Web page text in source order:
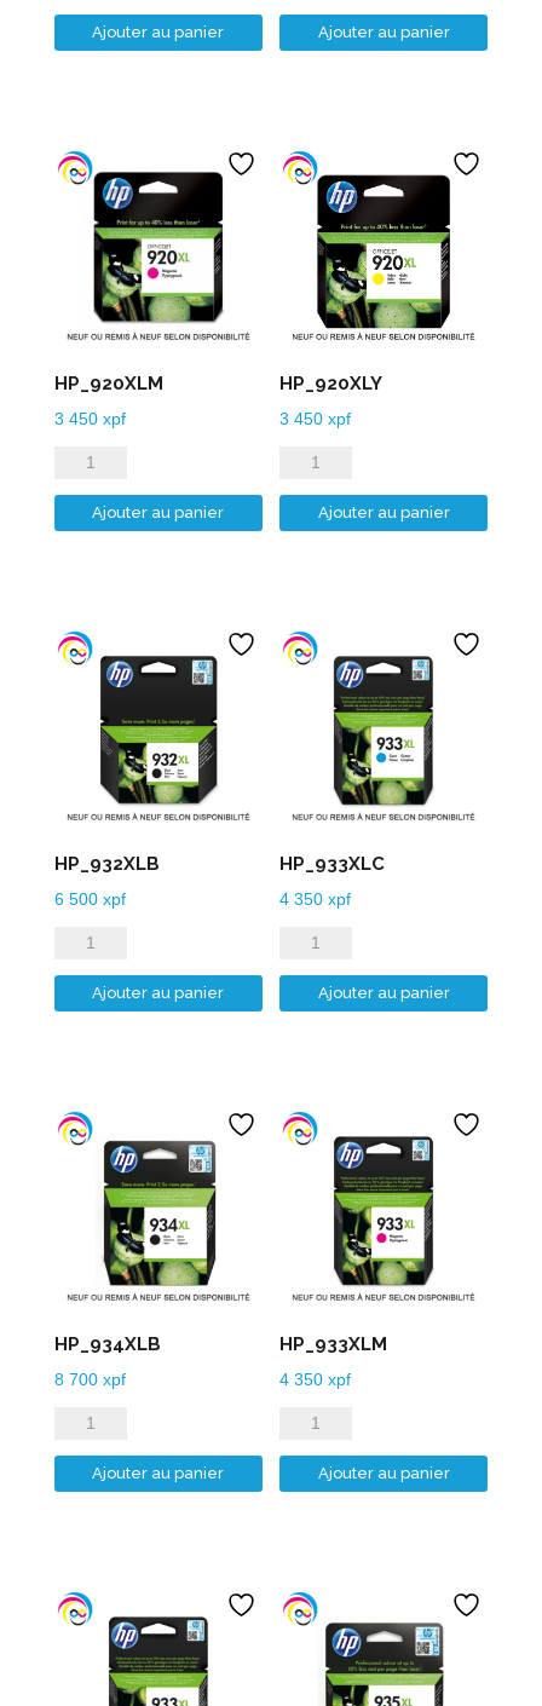
de
HP_920XLB
Ajouter au panier
de
HP_920XLC
Ajouter au panier
HP_920XLM
3 450 xpf
quantité
de
HP_920XLM
Ajouter au panier
HP_920XLY
3 450xpf
quantité
de
HP_920XLY
Ajouter au panier
HP_932XLB
6 500 xpf
quantité
de
HP_932XLB
Ajouter au panier
HP_933XLC
4 350xpf
quantité
de
HP_933XLC
Ajouter au panier
HP_934XLB
8 700 xpf
quantité
de
HP_934XLB
Ajouter au panier
HP_933XLM
4 350xpf
quantité
de
HP_933XLM
Ajouter au panier